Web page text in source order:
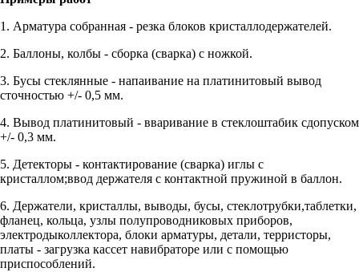
1. Арматура собранная - резка блоков кристаллодержателей.
2. Баллоны, колбы - сборка (сварка) с ножкой.
3. Бусы стеклянные - напаивание на платинитовый вывод
сточностью +/- 0,5 мм.
4. Вывод платинитовый - вваривание в стеклоштабик сдопуском
+/- 0,3 мм.
5. Детекторы - контактирование (сварка) иглы с
кристаллом;ввод держателя с контактной пружиной в баллон.
6. Держатели, кристаллы, выводы, бусы, стеклотрубки,таблетки,
фланец, кольца, узлы полупроводниковых приборов,
электродыколлектора, блоки арматуры, детали, терристоры,
платы - загрузка кассет навибраторе или с помощью
приспособлений.